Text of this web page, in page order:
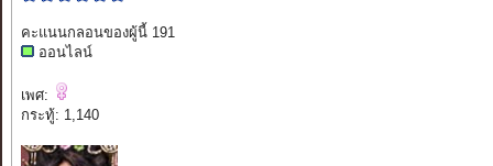
คะแนนกลอนของผู้นี้ 191
ออนไลน์
เพศ:
กระทู้: 1,140